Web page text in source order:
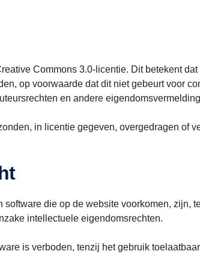
Commons 3.0-licentie. Dit betekent
op voorwaarde dat dit niet gebeurt voor
en andere
in licentie gegeven, overgedragen of
die op de website voorkomen, zijn,
intellectuele eigendomsrechten.
is verboden, tenzij het gebruik